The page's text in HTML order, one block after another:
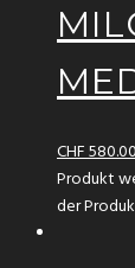
CHF
Produkt
der